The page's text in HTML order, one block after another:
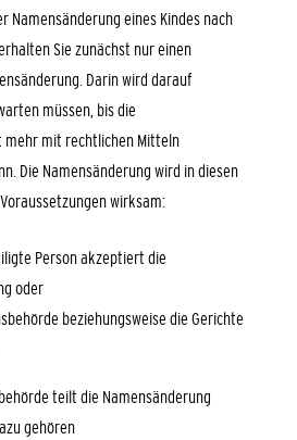
Namensänderung eines Kindes nach
Sie zunächst nur einen
Darin wird darauf
müssen, bis die
mehr mit rechtlichen Mitteln
Die Namensänderung wird in diesen
wirksam:
Person akzeptiert die
oder
beziehungsweise die Gerichte
teilt die Namensänderung
gehören